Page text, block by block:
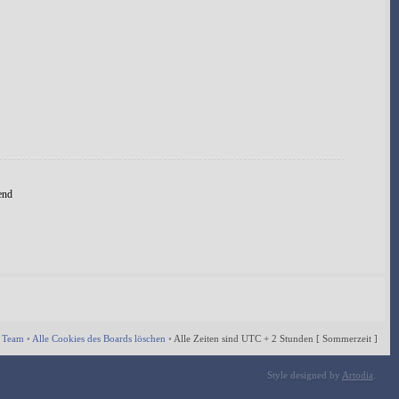
• Alle Cookies des Boards löschen • Alle Zeiten sind UTC + 2 Stunden [ Sommerzeit ]
Style designed by Artodia